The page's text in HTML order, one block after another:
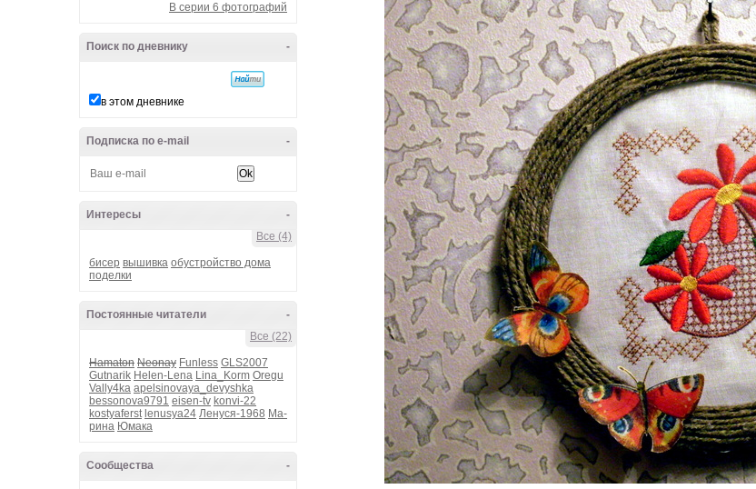
В серии 6 фотографий
-
Поиск по дневнику
в этом дневнике
-
Подписка по e-mail
-
Интересы
Все (4)
бисер вышивка обустройство дома
поделки
-
Постоянные читатели
Все (22)
Hamaton Neonay Funless GLS2007
Gutnarik Helen-Lena Lina_Korm Oregu
Vally4ka apelsinovaya_devyshka
bessonova9791 eisen-tv konvi-22
kostyaferst lenusya24 Ленуся-1968 Ма-
рина Юмака
-
Сообщества